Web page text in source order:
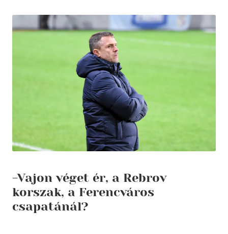
-Vajon véget ér, a Rebrov
korszak, a Ferencváros
csapatánál?